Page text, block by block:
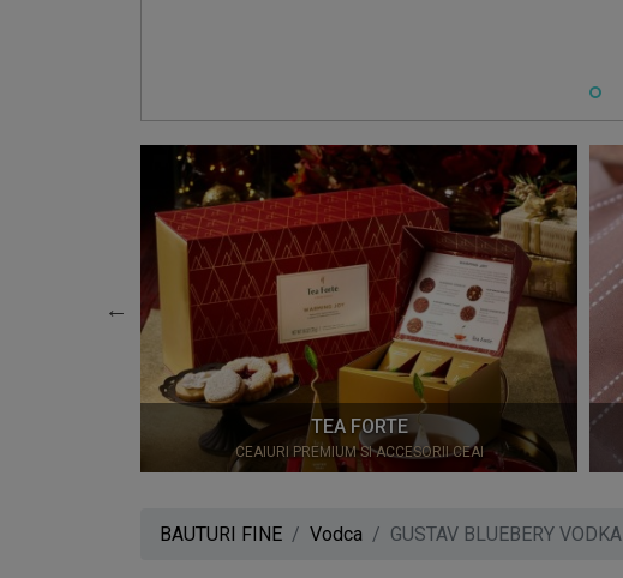
TEA FORTE
CEAIURI PREMIUM SI ACCESORII CEAI
BAUTURI FINE Vodca GUSTAV BLUEBERY VODKA